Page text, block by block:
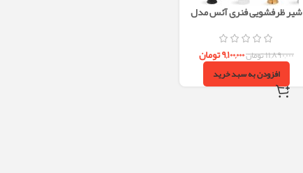
شیر ظرفشویی فنری آئس مدل
۱۱,۸۹۰,۰۰۰تومان۹,۱۰۰,۰۰۰تومان
افزودن به سبد خرید